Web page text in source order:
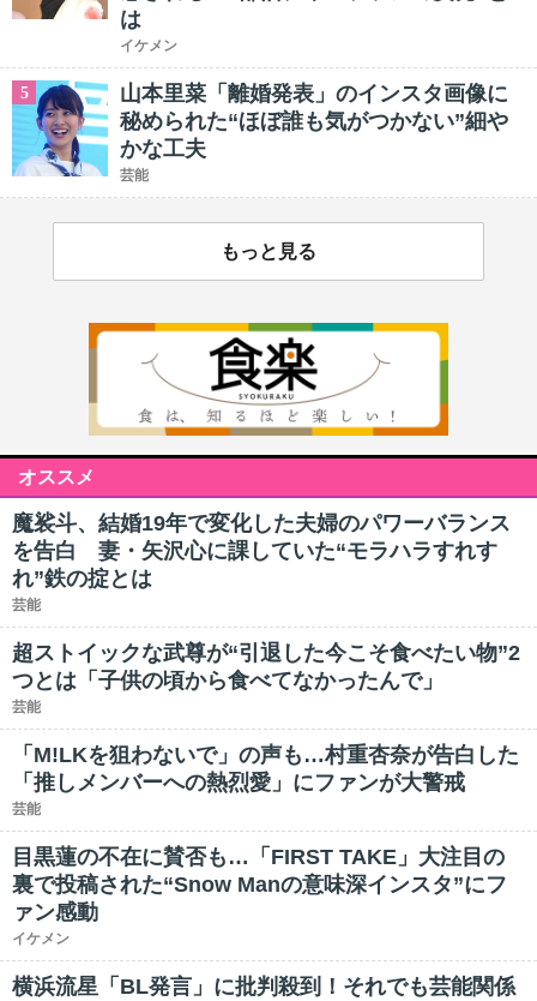
は
イケメン
5
山本里菜「離婚発表」のインスタ画像に
秘められた“ほぼ誰も気がつかない”細や
かな工夫
芸能
もっと見る
オススメ
魔裟斗、結婚19年で変化した夫婦のパワーバランス
を告白 妻・矢沢心に課していた“モラハラすれす
れ”鉄の掟とは
芸能
超ストイックな武尊が“引退した今こそ食べたい物”2
つとは「子供の頃から食べてなかったんで」
芸能
「M!LKを狙わないで」の声も…村重杏奈が告白した
「推しメンバーへの熱烈愛」にファンが大警戒
芸能
目黒蓮の不在に賛否も…「FIRST TAKE」大注目の
裏で投稿された“Snow Manの意味深インスタ”にフ
ァン感動
イケメン
横浜流星「BL発言」に批判殺到！それでも芸能関係